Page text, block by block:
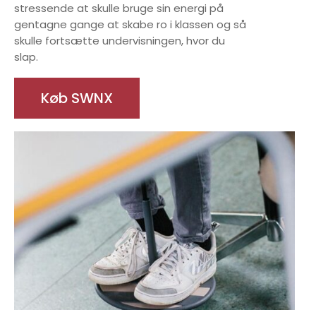
stressende at skulle bruge sin energi på
gentagne gange at skabe ro i klassen og så
skulle fortsætte undervisningen, hvor du
slap.
Køb SWNX